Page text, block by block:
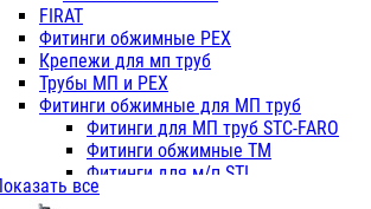
Фитинги ПП белые
Фитинги ПП белые
Фитинги ППс металл.белые
VALFEX
Трубы PE-RT
Трубы ПП водопровод белые
Трубы ПП водопровод серые
Трубы армированные
Трубы армированные
FIRAT
Фитинги обжимные PEX
Крепежи для мп труб
Трубы МП и PEX
Фитинги обжимные для МП труб
Фитинги для МП труб STC-FARO
Фитинги обжимные ТМ
Фитинги для м/п STI
Фитинги для МП труб TITAN
все